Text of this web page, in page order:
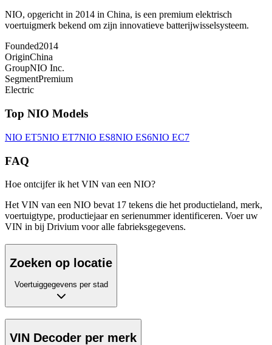
NIO, opgericht in 2014 in China, is een premium elektrisch
voertuigmerk bekend om zijn innovatieve batterijwisselsysteem.
Founded2014
OriginChina
GroupNIO Inc.
SegmentPremium
Electric
Top NIO Models
NIO ET5NIO ET7NIO ES8NIO ES6NIO EC7
FAQ
Hoe ontcijfer ik het VIN van een NIO?
Het VIN van een NIO bevat 17 tekens die het productieland, merk,
voertuigtype, productiejaar en serienummer identificeren. Voer uw
VIN in bij Drivium voor alle fabrieksgegevens.
Zoeken op locatie
Voertuiggegevens per stad
VIN Decoder per merk